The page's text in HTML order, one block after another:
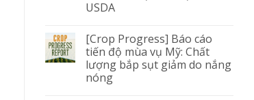
USDA
[Crop Progress] Báo cáo
tiến độ mùa vụ Mỹ: Chất
lượng bắp sụt giảm do nắng
nóng